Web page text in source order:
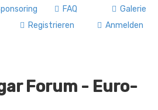
Galerie
FAQ
Anmelden
Registrieren
Forum - Euro-